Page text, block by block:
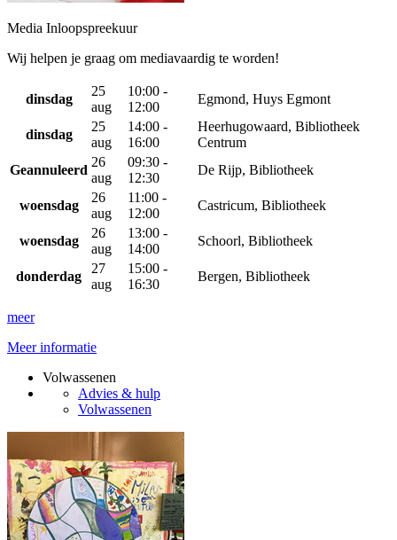
Media Inloopspreekuur
Wij helpen je graag om mediavaardig te worden!
dinsdag
25
aug
10:00 -
12:00
Egmond, Huys Egmont
dinsdag
25
aug
14:00 -
16:00
Heerhugowaard, Bibliotheek
Centrum
Geannuleerd
26
aug
09:30 -
12:30
De Rijp, Bibliotheek
woensdag
26
aug
11:00 -
12:00
Castricum, Bibliotheek
woensdag
26
aug
13:00 -
14:00
Schoorl, Bibliotheek
donderdag
27
aug
15:00 -
16:30
Bergen, Bibliotheek
meer
Meer informatie
Volwassenen
Advies & hulp
Volwassenen